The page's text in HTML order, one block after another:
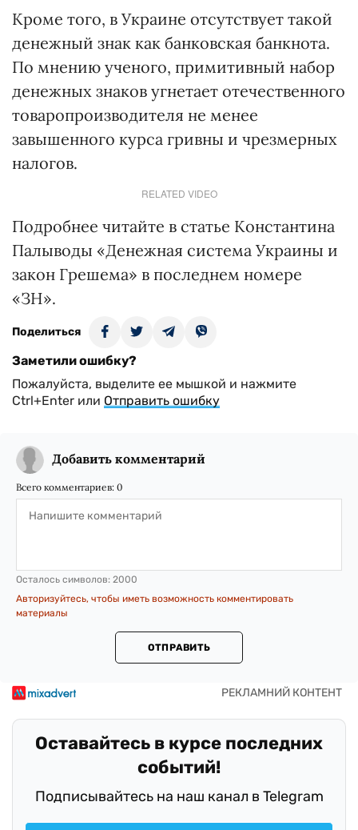
Кроме того, в Украине отсутствует такой
денежный знак как банковская банкнота.
По мнению ученого, примитивный набор
денежных знаков угнетает отечественного
товаропроизводителя не менее
завышенного курса гривны и чрезмерных
налогов.
RELATED VIDEO
Подробнее читайте в статье Константина
Палыводы «Денежная система Украины и
закон Грешема» в последнем номере
«ЗН».
Поделиться
Заметили ошибку?
Пожалуйста, выделите ее мышкой и нажмите
Ctrl+Enter или Отправить ошибку
Добавить комментарий
Всего комментариев: 0
Осталось символов: 2000
Авторизуйтесь, чтобы иметь возможность комментировать
материалы
ОТПРАВИТЬ
Оставайтесь в курсе последних
событий!
Подписывайтесь на наш канал в Telegram